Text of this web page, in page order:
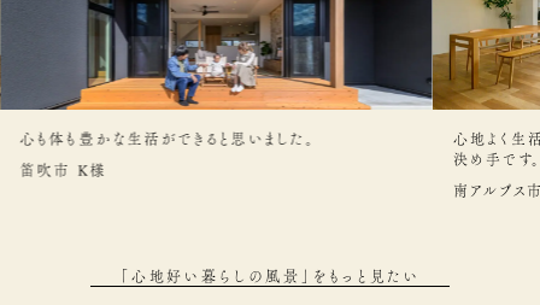
心も体も豊かな生活ができると思いました。
笛吹市 K様
心地よく生
決め手です。
南アルプス
「心地好い暮らしの風景」をもっと見たい